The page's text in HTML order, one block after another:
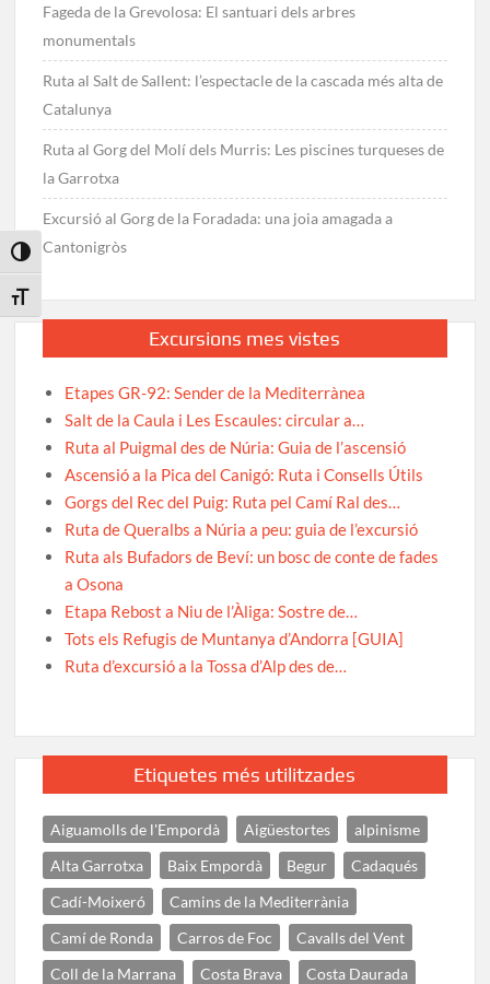
Toggle High Contrast
Toggle Font size
Fageda de la Grevolosa: El santuari dels arbres
monumentals
Ruta al Salt de Sallent: l’espectacle de la cascada més alta de
Catalunya
Ruta al Gorg del Molí dels Murris: Les piscines turqueses de
la Garrotxa
Excursió al Gorg de la Foradada: una joia amagada a
Cantonigròs
Excursions mes vistes
Etapes GR-92: Sender de la Mediterrànea
Salt de la Caula i Les Escaules: circular a…
Ruta al Puigmal des de Núria: Guia de l’ascensió
Ascensió a la Pica del Canigó: Ruta i Consells Útils
Gorgs del Rec del Puig: Ruta pel Camí Ral des…
Ruta de Queralbs a Núria a peu: guia de l’excursió
Ruta als Bufadors de Beví: un bosc de conte de fades
a Osona
Etapa Rebost a Niu de l’Àliga: Sostre de…
Tots els Refugis de Muntanya d’Andorra [GUIA]
Ruta d’excursió a la Tossa d’Alp des de…
Etiquetes més utilitzades
Aiguamolls de l'Empordà Aigüestortes
alpinisme
Alta Garrotxa
Baix Empordà Begur
Cadaqués
Cadí-Moixeró
Camins de la Mediterrània
Camí de Ronda
Carros de Foc
Cavalls del Vent
Coll de la Marrana
Costa Brava
Costa Daurada